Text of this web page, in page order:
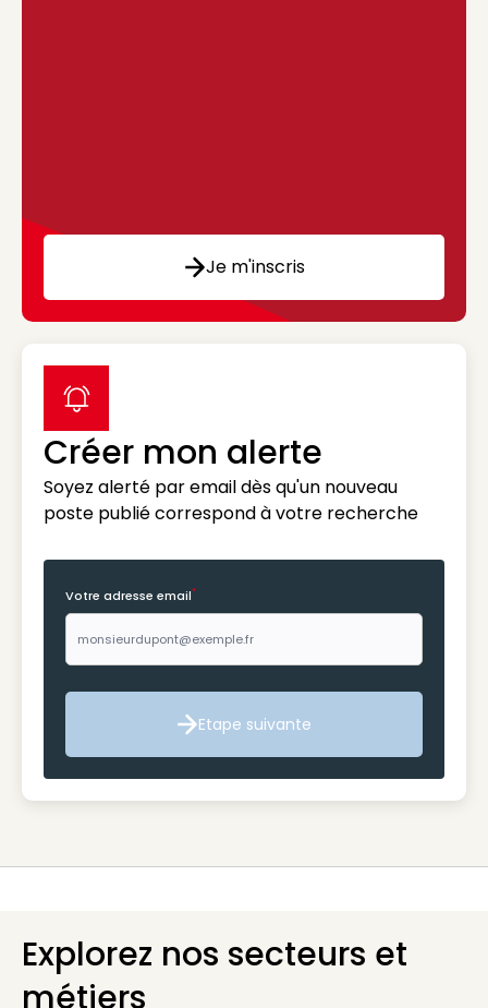
Je m'inscris
Créer mon alerte
Soyez alerté par email dès qu'un nouveau
poste publié correspond à votre recherche
label icon
Votre adresse email*
Etape suivante
Etape suivante
Explorez nos secteurs et
métiers